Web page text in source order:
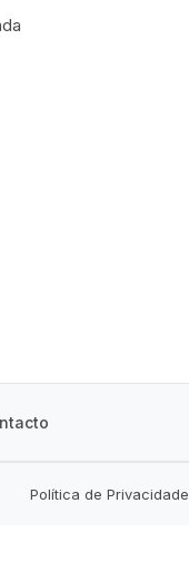
Política de Privacidade